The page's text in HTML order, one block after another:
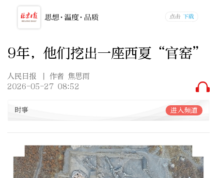
9年，他们挖出一座西夏“官窑”
人民日报
| 作者 焦思雨
2026-05-27 08:52
时事 进入频道